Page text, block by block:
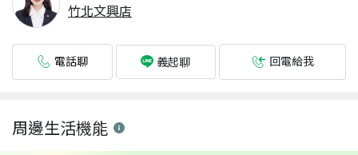
竹北文興店
電話聊 義起聊 回電給我
周邊生活機能